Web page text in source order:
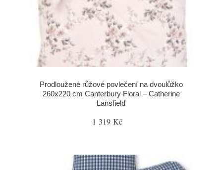
Prodloužené růžové povlečení na dvoulůžko
260x220 cm Canterbury Floral – Catherine
Lansfield
1 319 Kč